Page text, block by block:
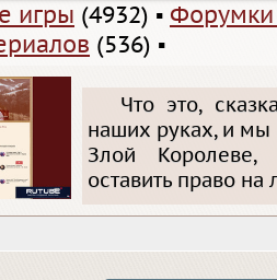
игры (4932) ▪
(536) ▪
Что это,
наших руках, и мы
Злой Королеве,
оставить право